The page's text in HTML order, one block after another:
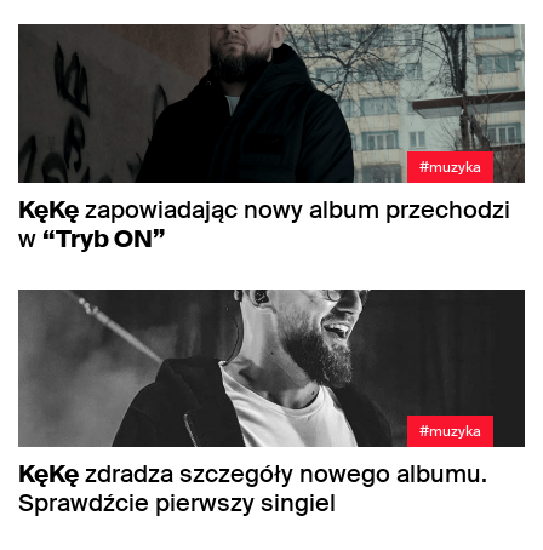
#muzyka
KęKęzapowiadając nowy album przechodzi
w “Tryb ON”
#muzyka
KęKęzdradza szczegóły nowego albumu.
Sprawdźcie pierwszy singiel